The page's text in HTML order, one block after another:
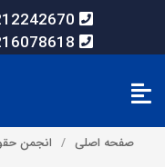
صفحه اصلی انجمن